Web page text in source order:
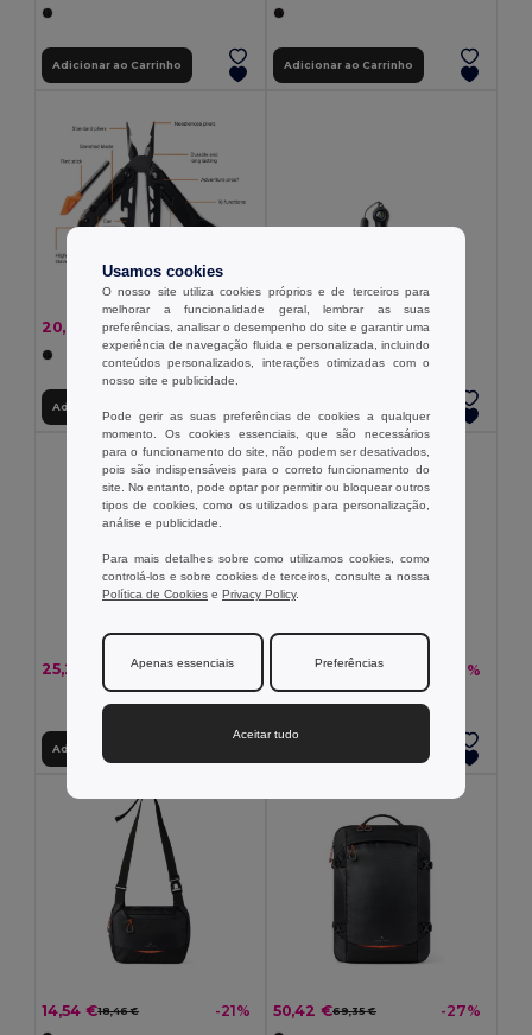
Adicionar ao Carrinho Adicionar ao Carrinho
20,99 €28,87 € -27%
Adicionar ao Carrinho
3,66 €
25,21 € 34,68 € -27%
Adicionar ao Carrinho
13,64 €17,32 € -21%
14,54 €18,46 € -21% 50,42 €69,35 € -27%
Usamos cookies
O nosso site utiliza cookies próprios e de terceiros para
melhorar a funcionalidade geral, lembrar as suas
preferências, analisar o desempenho do site e garantir uma
experiência de navegação fluida e personalizada, incluindo
conteúdos personalizados, interações otimizadas com o
nosso site e publicidade.
Pode gerir as suas preferências de cookies a qualquer
momento. Os cookies essenciais, que são necessários
para o funcionamento do site, não podem ser desativados,
pois são indispensáveis para o correto funcionamento do
site. No entanto, pode optar por permitir ou bloquear outros
tipos de cookies, como os utilizados para personalização,
análise e publicidade.
Para mais detalhes sobre como utilizamos cookies, como
controlá-los e sobre cookies de terceiros, consulte a nossa
Política de Cookies e Privacy Policy.
Apenas essenciais Preferências
Aceitar tudo